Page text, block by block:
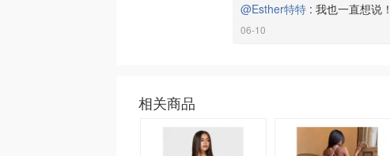
@Esther特特 : 我也一直想说
06-10
相关商品